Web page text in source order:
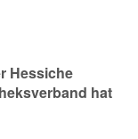
Hessiche
hat